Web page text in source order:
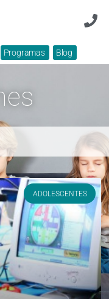
Programas Blog
ADOLESCENTES